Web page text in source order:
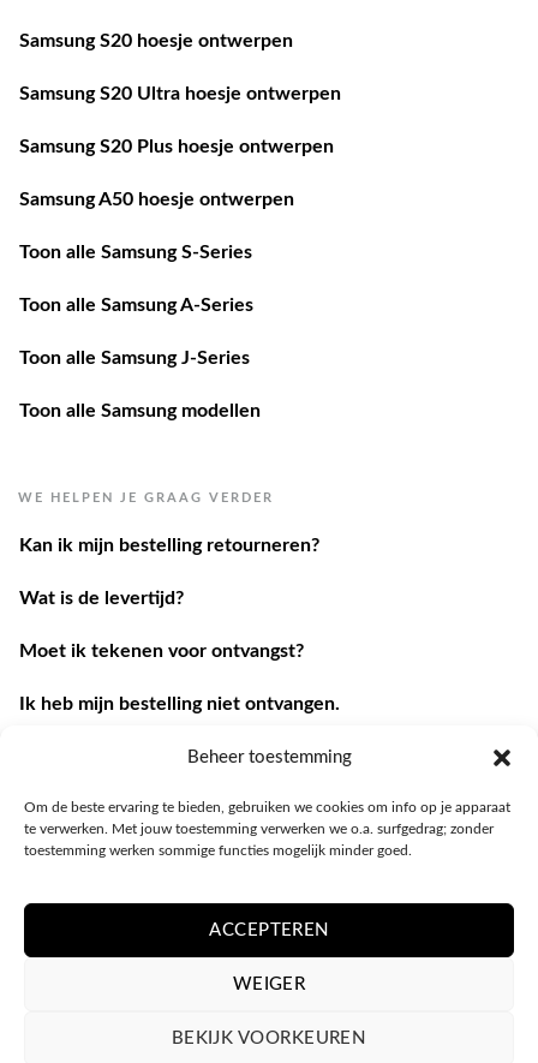
Beheer toestemming
Om de beste ervaring te bieden, gebruiken we cookies om info op je apparaat
te verwerken. Met jouw toestemming verwerken we o.a. surfgedrag; zonder
toestemming werken sommige functies mogelijk minder goed.
ACCEPTEREN
WEIGER
BEKIJK VOORKEUREN
Samsung S20 hoesje ontwerpen
Samsung S20 Ultra hoesje ontwerpen
Samsung S20 Plus hoesje ontwerpen
Samsung A50 hoesje ontwerpen
Toon alle Samsung S-Series
Toon alle Samsung A-Series
Toon alle Samsung J-Series
Toon alle Samsung modellen
WE HELPEN JE GRAAG VERDER
Kan ik mijn bestelling retourneren?
Wat is de levertijd?
Moet ik tekenen voor ontvangst?
Ik heb mijn bestelling niet ontvangen.
Ik heb een andere vraag.
Contacteer ons